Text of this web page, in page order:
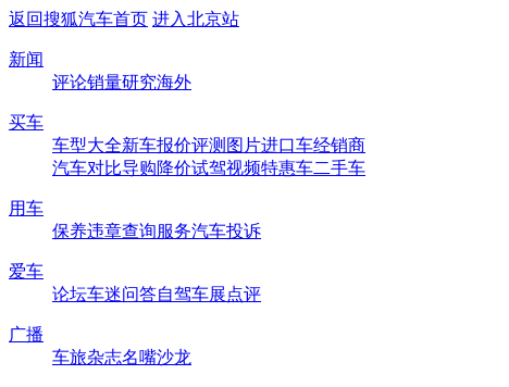
返回搜狐汽车首页 进入北京站
新闻
评论销量研究海外
买车
车型大全新车报价评测 图片进口车经销商
汽车对比导购降价试驾视频特惠车二手车
用车
保养违章查询服务汽车投诉
爱车
论坛车迷问答自驾车展点评
广播
车旅杂志名嘴沙龙